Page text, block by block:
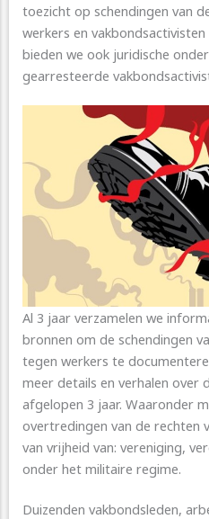
toezicht op schendingen van
werkers en
bieden we ook juridische
gearresteerde
Al 3 jaar verzamelen we
bronnen om de schendingen
tegen werkers te
meer details en verhalen over
afgelopen 3 jaar. Waaronder
overtredingen van de rechten
van vrijheid van: vereniging,
onder het militaire regime.
Duizenden vakbondsleden,